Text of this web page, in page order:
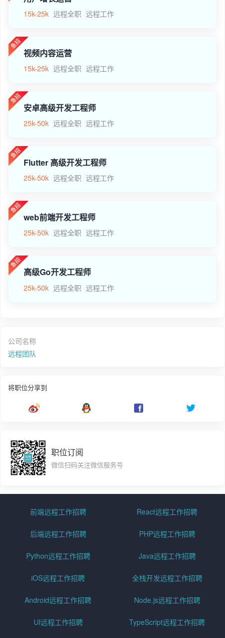
15k-25k 远程全职 远程工作
视频内容运营
15k-25k 远程全职 远程工作
安卓高级开发工程师
25k-50k 远程全职 远程工作
Flutter 高级开发工程师
25k-50k 远程全职 远程工作
web前端开发工程师
25k-50k 远程全职 远程工作
高级Go开发工程师
25k-50k 远程全职 远程工作
公司名称
远程团队
将职位分享到
职位订阅
微信扫码关注微信服务号
前端远程工作招聘 React远程工作招聘
后端远程工作招聘 PHP远程工作招聘
Python远程工作招聘 Java远程工作招聘
iOS远程工作招聘 全栈开发远程工作招聘
Android远程工作招聘 Node.js远程工作招聘
UI远程工作招聘 TypeScript远程工作招聘